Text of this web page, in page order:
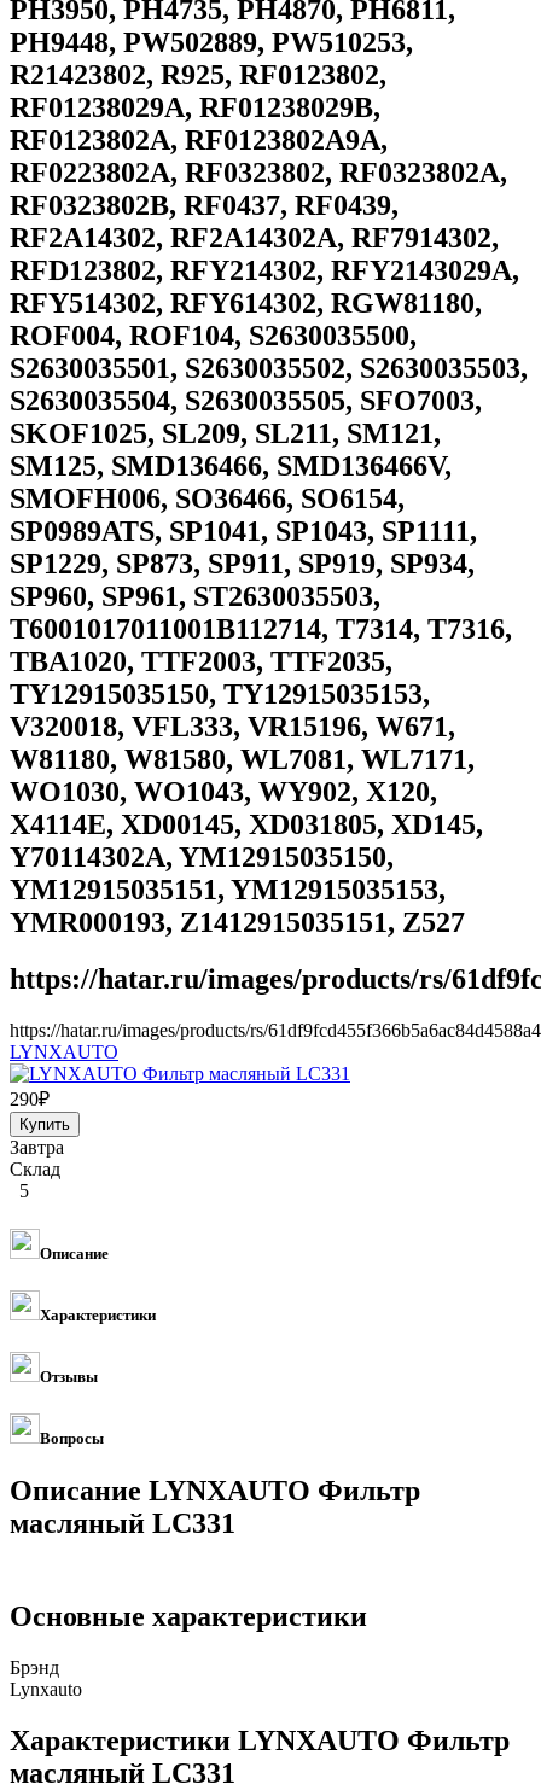
PH3950, PH4735, PH4870, PH6811,
PH9448, PW502889, PW510253,
R21423802, R925, RF0123802,
RF01238029A, RF01238029B,
RF0123802A, RF0123802A9A,
RF0223802A, RF0323802, RF0323802A,
RF0323802B, RF0437, RF0439,
RF2A14302, RF2A14302A, RF7914302,
RFD123802, RFY214302, RFY2143029A,
RFY514302, RFY614302, RGW81180,
ROF004, ROF104, S2630035500,
S2630035501, S2630035502, S2630035503,
S2630035504, S2630035505, SFO7003,
SKOF1025, SL209, SL211, SM121,
SM125, SMD136466, SMD136466V,
SMOFH006, SO36466, SO6154,
SP0989ATS, SP1041, SP1043, SP1111,
SP1229, SP873, SP911, SP919, SP934,
SP960, SP961, ST2630035503,
T6001017011001B112714, T7314, T7316,
TBA1020, TTF2003, TTF2035,
TY12915035150, TY12915035153,
V320018, VFL333, VR15196, W671,
W81180, W81580, WL7081, WL7171,
WO1030, WO1043, WY902, X120,
X4114E, XD00145, XD031805, XD145,
Y70114302A, YM12915035150,
YM12915035151, YM12915035153,
YMR000193, Z1412915035151, Z527
https://hatar.ru/images/products/rs/
https://hatar.ru/images/products/rs/
LYNXAUTO
290₽
Завтра
Склад
5
Описание
Характеристики
Отзывы
Вопросы
Описание LYNXAUTO Фильтр
масляный LC331
Основные характеристики
Брэнд
Lynxauto
Характеристики LYNXAUTO Фильтр
масляный LC331